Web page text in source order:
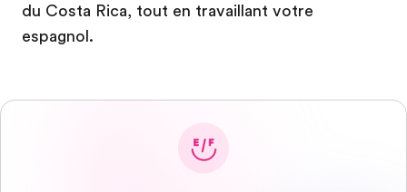
du Costa Rica, tout en travaillant votre
espagnol.